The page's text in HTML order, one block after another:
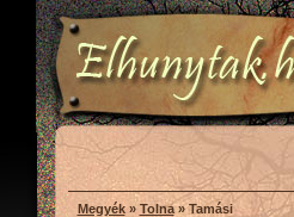
Megyék» Tolna» Tamási